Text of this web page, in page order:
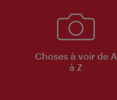
Choses à voir de A
à Z